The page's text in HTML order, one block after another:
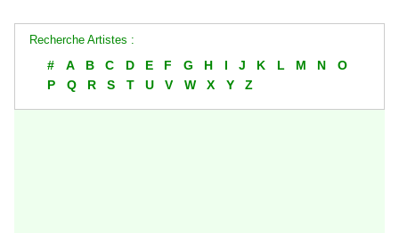
Recherche Artistes :
# A B C D E F G H I J K L M N
O
P
Q R S T U V W X Y Z